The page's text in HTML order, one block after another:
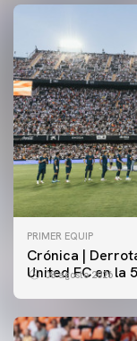
PRIMER EQUIP
Crónica |
United FC en la
08 agosto 2026